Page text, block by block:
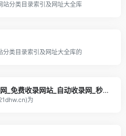
站分类目录索引及网址大全库
分类目录索引及网址大全库的
521导航收录网 收录网_免费收录网站_自动收录网_秒收录
为